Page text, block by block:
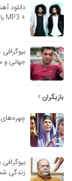
دانلود
+ MP3 با کیفیت بالا)
جهانی و
بازیگران
چهره‌های
زندگی